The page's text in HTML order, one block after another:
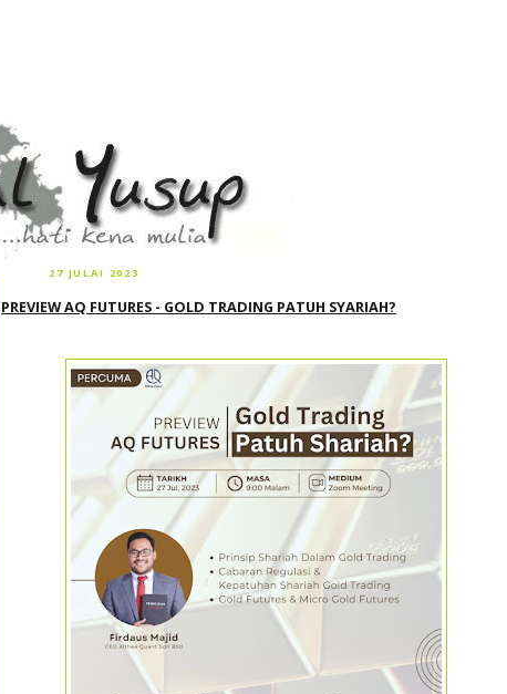
27 JULAI 2023
PREVIEW AQ FUTURES - GOLD TRADING PATUH SYARIAH?